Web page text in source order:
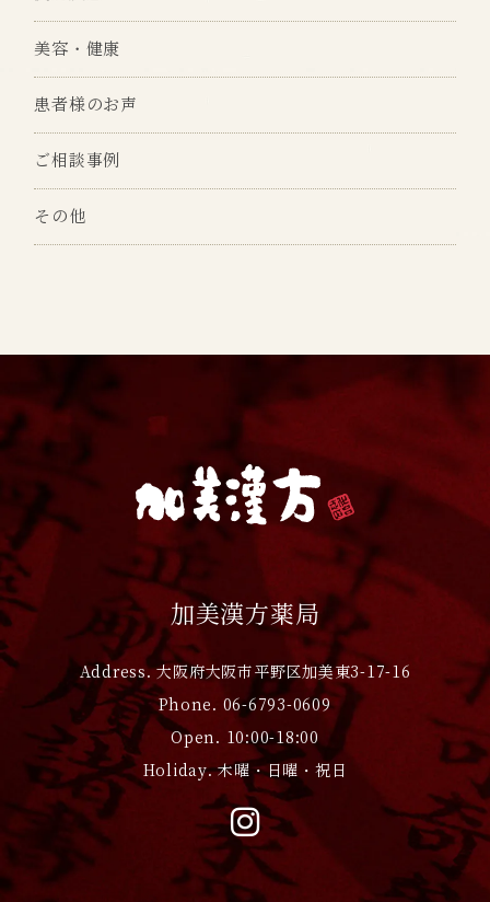
美容・健康
患者様のお声
ご相談事例
その他
加美漢方薬局
Address. 大阪府大阪市平野区加美東3-17-16
Phone. 06-6793-0609
Open. 10:00-18:00
Holiday. 木曜・日曜・祝日